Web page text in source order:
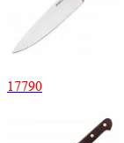
17790